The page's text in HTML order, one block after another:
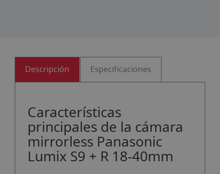
Descripción Especificaciones
Características
principales de la cámara
mirrorless Panasonic
Lumix S9 + R 18-40mm